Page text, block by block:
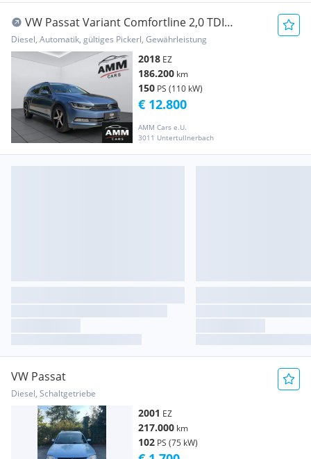
VW Passat Variant Comfortline 2,0 TDI
PICKERL NEU ...
Diesel, Automatik, gültiges Pickerl, Gewährleistung
2018 EZ
186.200 km
150 PS (110 kW)
AMM Cars e.U.
3011 Untertullnerbach
€ 12.800
VW Passat
Diesel, Schaltgetriebe
2001 EZ
217.000 km
102 PS (75 kW)